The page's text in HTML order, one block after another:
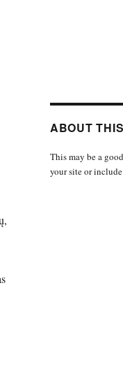
ABOUT
This may be a
your site or